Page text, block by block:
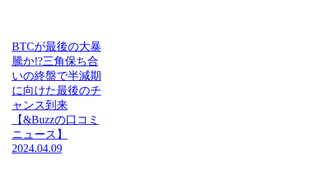
BTCが最後の大暴
騰か!?三角保ち合
いの終盤で半減期
に向けた最後のチ
ャンス到来
【&Buzzの口コミ
ニュース】
2024.04.09